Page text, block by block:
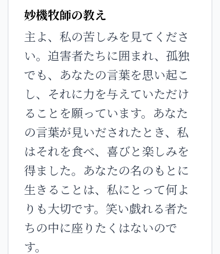
妙機牧師の教え
主よ、私の苦しみを見てくださ
い。迫害者たちに囲まれ、孤独
でも、あなたの言葉を思い起こ
し、それに力を与えていただけ
ることを願っています。あなた
の言葉が見いだされたとき、私
はそれを食べ、喜びと楽しみを
得ました。あなたの名のもとに
生きることは、私にとって何よ
りも大切です。笑い戯れる者た
ちの中に座りたくはないので
す。